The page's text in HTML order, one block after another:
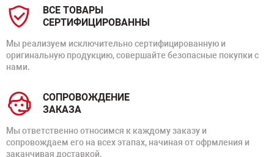
ВСЕ ТОВАРЫ
СЕРТИФИЦИРОВАННЫ
Мы реализуем исключительно сертифицированную и
оригинальную продукцию, совершайте безопасные покупки с
нами.
СОПРОВОЖДЕНИЕ
ЗАКАЗА
Мы ответственно относимся к каждому заказу и
сопровождаем его на всех этапах, начиная от офрмления и
заканчивая доставкой.